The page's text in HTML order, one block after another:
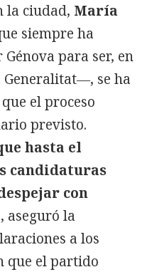
la ciudad, María
siempre ha
para ser, en
se ha
el proceso
previsto.
hasta el
candidaturas
con
, aseguró la
a los
que el partido